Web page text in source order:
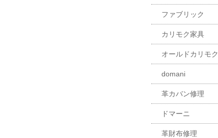
ファブリック
カリモク家具
オールドカリモク
domani
革カバン修理
ドマーニ
革財布修理